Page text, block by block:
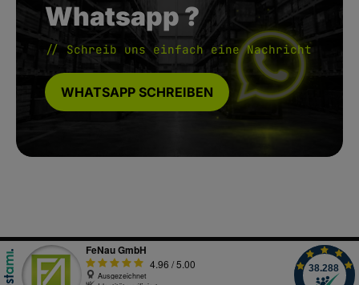
Whatsapp ?
// Schreib uns einfach eine Nachricht
WHATSAPP SCHREIBEN